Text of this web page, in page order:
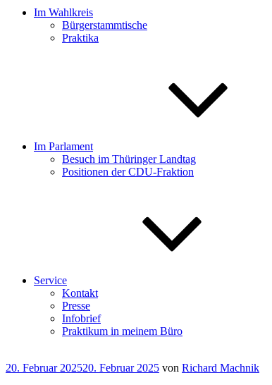
Im Wahlkreis
Bürgerstammtische
Praktika
Im Parlament
Besuch im Thüringer Landtag
Positionen der CDU-Fraktion
Service
Kontakt
Presse
Infobrief
Praktikum in meinem Büro
Veröffentlicht
20. Februar 202520. Februar 2025 von Richard Machnik